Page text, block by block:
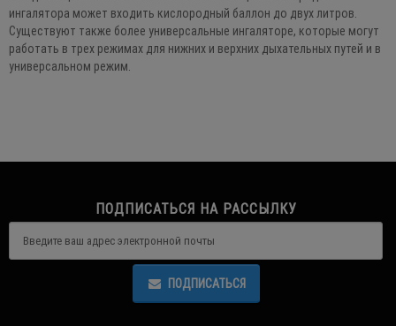
ингалятора может входить кислородный баллон до двух литров.
Существуют также более универсальные ингаляторе, которые могут
работать в трех режимах для нижних и верхних дыхательных путей и в
универсальном режим.
ПОДПИСАТЬСЯ НА РАССЫЛКУ
ПОДПИСАТЬСЯ